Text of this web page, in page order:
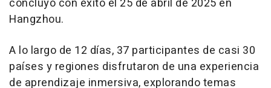
concluyó con éxito el 25 de abril de 2025 en
Hangzhou.
A lo largo de 12 días, 37 participantes de casi 30
países y regiones disfrutaron de una experiencia
de aprendizaje inmersiva, explorando temas